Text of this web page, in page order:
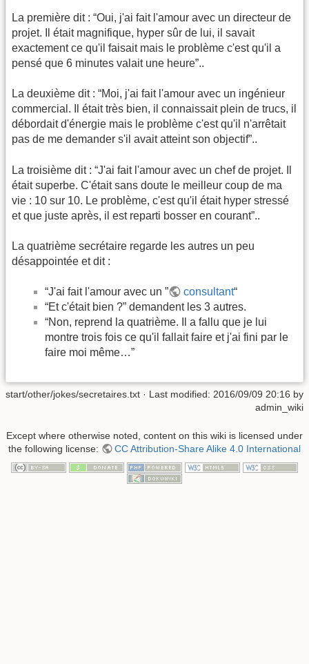
La première dit : “Oui, j'ai fait l'amour avec un directeur de
projet. Il était magnifique, hyper sûr de lui, il savait
exactement ce qu'il faisait mais le problème c'est qu'il a
pensé que 6 minutes valait une heure”..
La deuxième dit : “Moi, j'ai fait l'amour avec un ingénieur
commercial. Il était très bien, il connaissait plein de trucs, il
débordait d'énergie mais le problème c'est qu'il n'arrêtait
pas de me demander s'il avait atteint son objectif”..
La troisième dit : “J'ai fait l'amour avec un chef de projet. Il
était superbe. C'était sans doute le meilleur coup de ma
vie : 10 sur 10. Le problème, c'est qu'il était hyper stressé
et que juste après, il est reparti bosser en courant”..
La quatrième secrétaire regarde les autres un peu
désappointée et dit :
“J'ai fait l'amour avec un ” consultant“
“Et c'était bien ?” demandent les 3 autres.
“Non, reprend la quatrième. Il a fallu que je lui
montre trois fois ce qu'il fallait faire et j'ai fini par le
faire moi même…”
start/other/jokes/secretaires.txt · Last modified: 2016/09/09 20:16 by
admin_wiki
Except where otherwise noted, content on this wiki is licensed under
the following license:
CC Attribution-Share Alike 4.0 International